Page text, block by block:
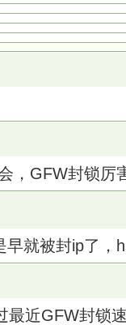
，GFW封锁厉
就被封ip了，
最近GFW封锁